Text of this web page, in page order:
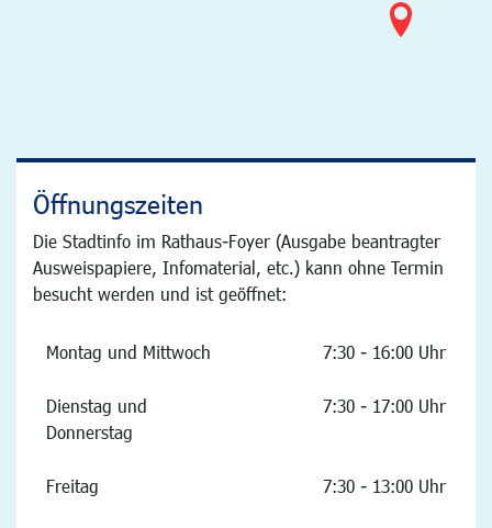
Öffnungszeiten
Die Stadtinfo im Rathaus-Foyer (Ausgabe beantragter
Ausweispapiere, Infomaterial, etc.) kann ohne Termin
besucht werden und ist geöffnet:
Montag und Mittwoch 7:30 - 16:00 Uhr
Dienstag und
Donnerstag
7:30 - 17:00 Uhr
Freitag 7:30 - 13:00 Uhr